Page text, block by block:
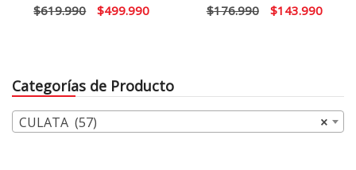
$619.990
El
$619.990.
$499.990El
$499.990.
$176.990
El
$143.990El
Categorías de Producto
×
CULATA (57)